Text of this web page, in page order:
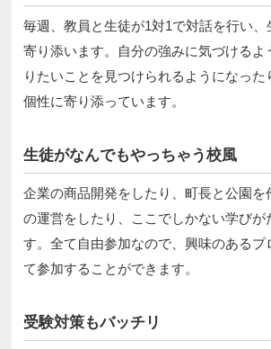
毎週、教員と生徒が1対1で対話を行い、
寄り添います。自分の強みに気づけるよ
りたいことを見つけられるようになっ
個性に寄り添っています。
生徒がなんでもやっちゃう校風
企業の商品開発をしたり、町長と公園を
の運営をしたり、ここでしかない学びが
す。全て自由参加なので、興味のあるプ
て参加することができます。
受験対策もバッチリ